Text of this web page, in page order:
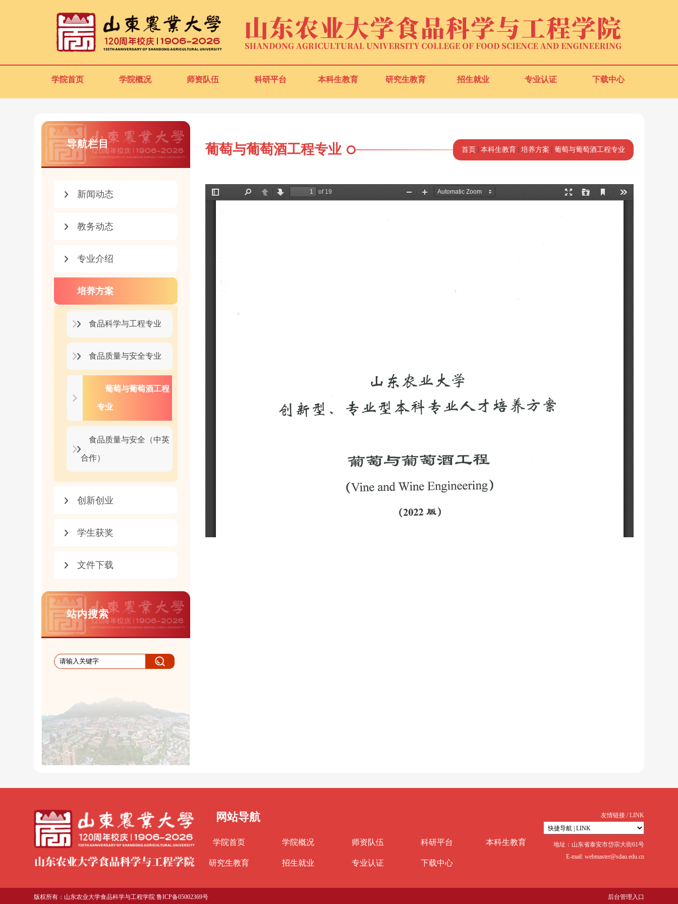
学院首页 学院概况 师资队伍 科研平台 本科生教育 研究生教育 招生就业 专业认证 下载中心
导航栏目
新闻动态
教务动态
专业介绍
培养方案
食品科学与工程专业
食品质量与安全专业
葡萄与葡萄酒工程
专业
食品质量与安全（中英
合作）
创新创业
学生获奖
文件下载
站内搜索
葡萄与葡萄酒工程专业 首页 本科生教育 培养方案 葡萄与葡萄酒工程专业
网站导航
学院首页 学院概况 师资队伍 科研平台 本科生教育
研究生教育 招生就业 专业认证 下载中心
友情链接 / LINK
地址：山东省泰安市岱宗大街61号
E-mail: webmaster@sdau.edu.cn
版权所有：山东农业大学食品科学与工程学院 鲁ICP备05002369号 后台管理入口